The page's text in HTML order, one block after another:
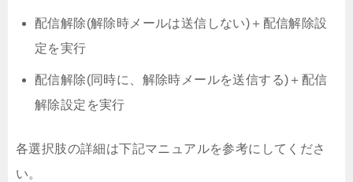
配信解除(解除時メールは送信しない)＋配信解除設
定を実行
配信解除(同時に、解除時メールを送信する)＋配信
解除設定を実行
各選択肢の詳細は下記マニュアルを参考にしてくださ
い。